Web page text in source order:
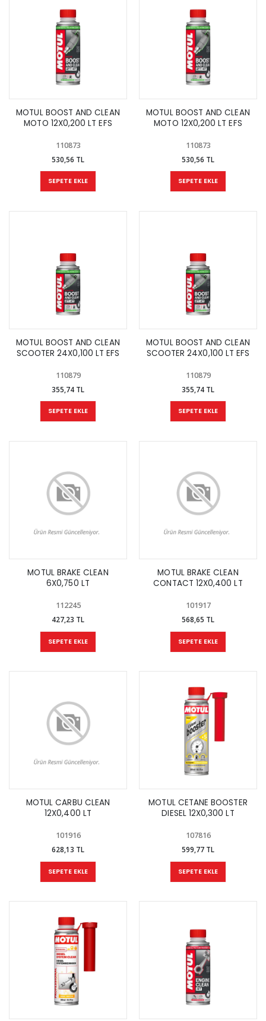
MOTUL BOOST AND CLEAN
MOTO 12X0,200 LT EFS
110873
530,56 TL
SEPETE EKLE
MOTUL BOOST AND CLEAN
MOTO 12X0,200 LT EFS
110873
530,56 TL
SEPETE EKLE
MOTUL BOOST AND CLEAN
SCOOTER 24X0,100 LT EFS
110879
355,74 TL
SEPETE EKLE
MOTUL BOOST AND CLEAN
SCOOTER 24X0,100 LT EFS
110879
355,74 TL
SEPETE EKLE
MOTUL BRAKE CLEAN
6X0,750 LT
112245
427,23 TL
SEPETE EKLE
MOTUL BRAKE CLEAN
CONTACT 12X0,400 LT
101917
568,65 TL
SEPETE EKLE
MOTUL CARBU CLEAN
12X0,400 LT
101916
628,13 TL
SEPETE EKLE
MOTUL CETANE BOOSTER
DIESEL 12X0,300 LT
107816
599,77 TL
SEPETE EKLE